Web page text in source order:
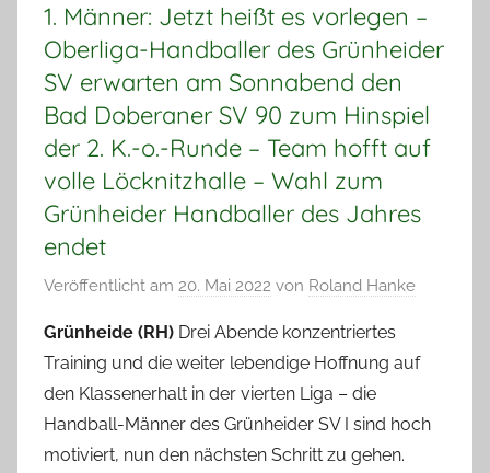
1. Männer: Jetzt heißt es vorlegen –
Oberliga-Handballer des Grünheider
SV erwarten am Sonnabend den
Bad Doberaner SV 90 zum Hinspiel
der 2. K.-o.-Runde – Team hofft auf
volle Löcknitzhalle – Wahl zum
Grünheider Handballer des Jahres
endet
Veröffentlicht am 20. Mai 2022 von Roland Hanke
Grünheide (RH) Drei Abende konzentriertes
Training und die weiter lebendige Hoffnung auf
den Klassenerhalt in der vierten Liga – die
Handball-Männer des Grünheider SV I sind hoch
motiviert, nun den nächsten Schritt zu gehen.